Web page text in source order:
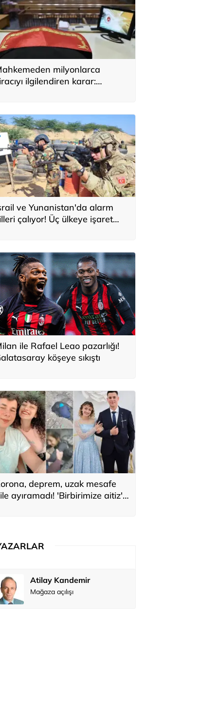
milyonlarca
ilgilendiren karar:
ve Yunanistan'da alarm
çalıyor! Üç ülkeye işaret
ile Rafael Leao pazarlığı!
köşeye sıkıştı
deprem, uzak mesafe
ayıramadı! 'Birbirimize aitiz'
Atilay Kandemir
Mağaza açılışı